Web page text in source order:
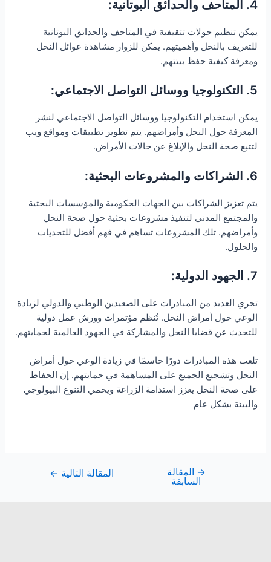
4. المتاحف والحدائق البوتانية:
يمكن تنظيم جولات تثقيفية في المتاحف والحدائق البوتانية
للتعريف بالنحل وأهميتهم. يمكن للزوار مشاهدة عوائل النحل
ومعرفة كيفية حفظ بيئتهم.
5. التكنولوجيا ووسائل التواصل الاجتماعي:
يمكن استخدام التكنولوجيا ووسائل التواصل الاجتماعي لنشر
المعرفة حول النحل وأمراضهم. يتم تطوير تطبيقات ومواقع ويب
لتتبع صحة النحل والإبلاغ عن حالات الأمراض.
6. الشراكات والمشروعات البحثية:
يتم تعزيز الشراكات بين الجهات الحكومية والمؤسسات البحثية
والمجتمع المدني لتنفيذ مشروعات بحثية حول صحة النحل
وأمراضهم. تلك المشروعات تساهم في فهم أفضل للتحديات
والحلول.
7. الجهود الدولية:
تجري العديد من المبادرات على الصعيدين الوطني والدولي لزيادة
الوعي حول أمراض النحل. تُنظم مؤتمرات وورش عمل دولية
للتحدث عن قضايا النحل والمشاركة في الجهود العالمية لحمايتهم.
تلعب هذه المبادرات دورًا حاسمًا في زيادة الوعي حول أمراض
النحل وتشجيع الجميع على المساهمة في حمايتهم. إن الحفاظ
على صحة النحل يعزز استدامة الزراعة ويحمي التنوع البيولوجي
والبيئة بشكل عام
→ المقالة
السابقة
المقالة التالية ←